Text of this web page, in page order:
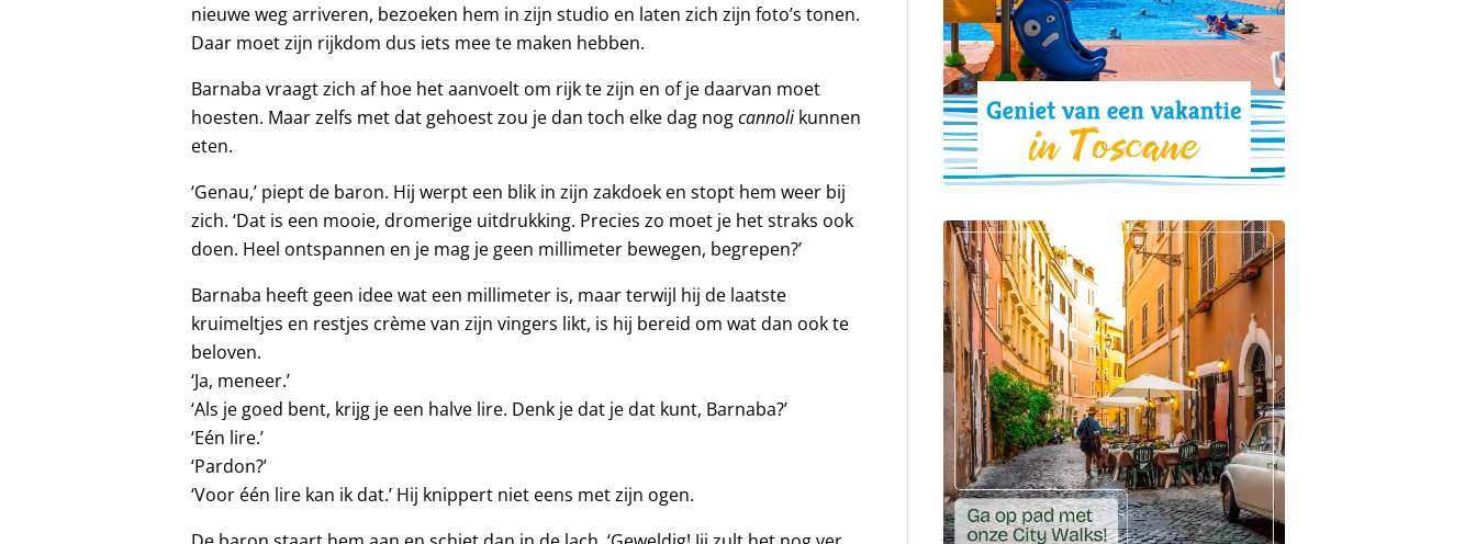
nieuwe weg arriveren, bezoeken hem in zijn studio en laten zich zijn foto’s tonen.
Daar moet zijn rijkdom dus iets mee te maken hebben.
Barnaba vraagt zich af hoe het aanvoelt om rijk te zijn en of je daarvan moet
hoesten. Maar zelfs met dat gehoest zou je dan toch elke dag nogcannolikunnen
eten.
‘Genau,’ piept de baron. Hij werpt een blik in zijn zakdoek en stopt hem weer bij
zich. ‘Dat is een mooie, dromerige uitdrukking. Precies zo moet je het straks ook
doen. Heel ontspannen en je mag je geen millimeter bewegen, begrepen?’
Barnaba heeft geen idee wat een millimeter is, maar terwijl hij de laatste
kruimeltjes en restjes crème van zijn vingers likt, is hij bereid om wat dan ook te
beloven.
‘Ja, meneer.’
‘Als je goed bent, krijg je een halve lire. Denk je dat je dat kunt, Barnaba?’
‘Eén lire.’
‘Pardon?’
‘Voor één lire kan ik dat.’ Hij knippert niet eens met zijn ogen.